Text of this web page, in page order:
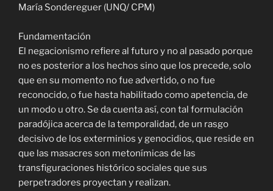
María Sondereguer (UNQ/ CPM)
Fundamentación
El negacionismo refiere al futuro y no al pasado porque
no es posterior a los hechos sino que los precede, solo
que en su momento no fue advertido, o no fue
reconocido, o fue hasta habilitado como apetencia, de
un modo u otro. Se da cuenta así, con tal formulación
paradójica acerca de la temporalidad, de un rasgo
decisivo de los exterminios y genocidios, que reside en
que las masacres son metonímicas de las
transfiguraciones histórico sociales que sus
perpetradores proyectan y realizan.